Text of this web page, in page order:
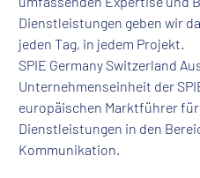
Dienstleistungen geben wir
jeden Tag, in jedem Projekt.
SPIE Germany Switzerland
Unternehmenseinheit der
europäischen Marktführer
Dienstleistungen in den
Kommunikation.